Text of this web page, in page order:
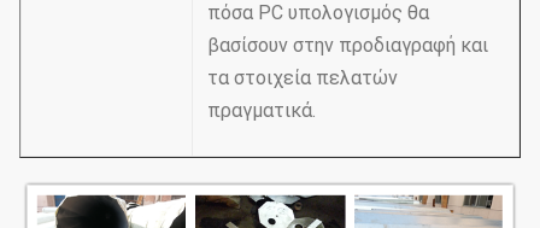
πόσα PC υπολογισμός θα
βασίσουν στην προδιαγραφή και
τα στοιχεία πελατών
πραγματικά.